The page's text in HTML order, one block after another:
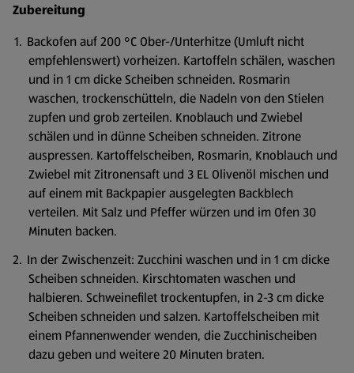
Zubereitung
Backofen auf 200 °C Ober-/Unterhitze (Umluft nicht
empfehlenswert) vorheizen. Kartoffeln schälen, waschen
und in 1 cm dicke Scheiben schneiden. Rosmarin
waschen, trockenschütteln, die Nadeln von den Stielen
zupfen und grob zerteilen. Knoblauch und Zwiebel
schälen und in dünne Scheiben schneiden. Zitrone
auspressen. Kartoffelscheiben, Rosmarin, Knoblauch und
Zwiebel mit Zitronensaft und 3 EL Olivenöl mischen und
auf einem mit Backpapier ausgelegten Backblech
verteilen. Mit Salz und Pfeffer würzen und im Ofen 30
Minuten backen.
In der Zwischenzeit: Zucchini waschen und in 1 cm dicke
Scheiben schneiden. Kirschtomaten waschen und
halbieren. Schweinefilet trockentupfen, in 2-3 cm dicke
Scheiben schneiden und salzen. Kartoffelscheiben mit
einem Pfannenwender wenden, die Zucchinischeiben
dazu geben und weitere 20 Minuten braten.